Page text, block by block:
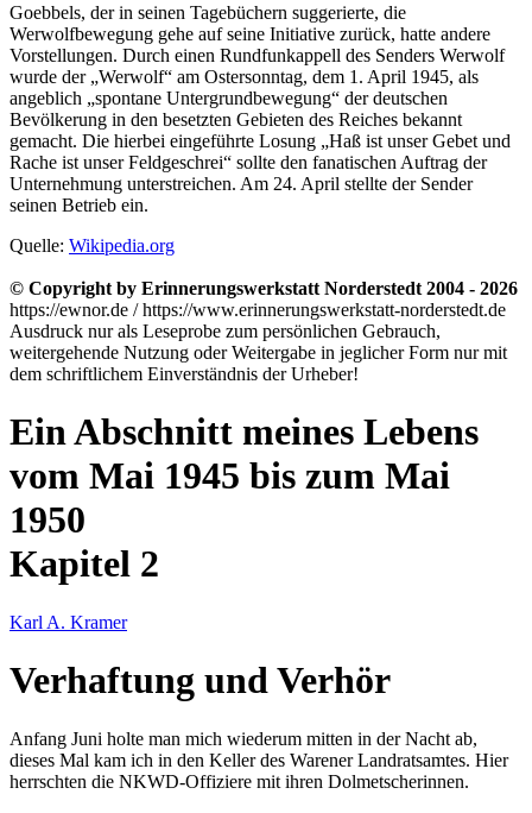
Goebbels, der in seinen Tagebüchern suggerierte, die
Werwolfbewegung gehe auf seine Initiative zurück, hatte andere
Vorstellungen. Durch einen Rundfunkappell des Senders Werwolf
wurde der Werwolf
am Ostersonntag, dem 1. April 1945, als
angeblich
spontane Untergrundbewegung
der deutschen
Bevölkerung in den besetzten Gebieten des Reiches bekannt
gemacht. Die hierbei eingeführte Losung
Haß ist unser Gebet und
Rache ist unser Feldgeschrei
sollte den fanatischen Auftrag der
Unternehmung unterstreichen. Am 24. April stellte der Sender
seinen Betrieb ein.
Quelle: Wikipedia.org
© Copyright by Erinnerungswerkstatt Norderstedt 2004 - 2026
https://ewnor.de / https://www.erinnerungswerkstatt-norderstedt.de
Ausdruck nur als Leseprobe zum persönlichen Gebrauch,
weitergehende Nutzung oder Weitergabe in jeglicher Form nur mit
dem schriftlichem Einverständnis der Urheber!
Ein Abschnitt meines Lebens
vom Mai 1945 bis zum Mai
1950
Kapitel 2
Karl A. Kramer
Verhaftung und Verhör
Anfang Juni holte man mich wiederum mitten in der Nacht ab,
dieses Mal kam ich in den Keller des Warener Landratsamtes. Hier
herrschten die NKWD-Offiziere mit ihren Dolmetscherinnen.